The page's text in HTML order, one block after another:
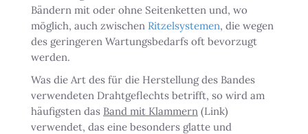
Bändern mit oder ohne Seitenketten und, wo
möglich, auch zwischen Ritzelsystemen, die wegen
des geringeren Wartungsbedarfs oft bevorzugt
werden.
Was die Art des für die Herstellung des Bandes
verwendeten Drahtgeflechts betrifft, so wird am
häufigsten das Band mit Klammern (Link)
verwendet, das eine besonders glatte und